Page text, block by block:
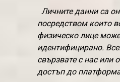
Личните данни са
посредством които
физическо лице
идентифицирано.
свързвате с нас или
достъп до